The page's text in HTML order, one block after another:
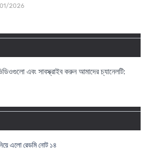
2026
এবং সাবস্ক্রাইব করুন আমাদের চ্যানেলটি:
এলো রেডমি নোট ১৪